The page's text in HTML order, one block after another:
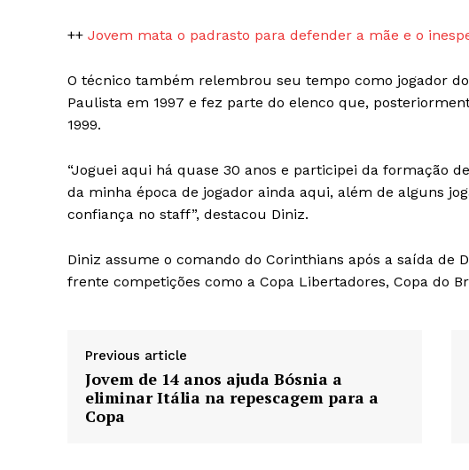
++ Jovem mata o padrasto para defender a mãe e o
O técnico também relembrou seu tempo como jogador
Paulista em 1997 e fez parte do elenco que,
1999.
“Joguei aqui há quase 30 anos e participei da formação
da minha época de jogador ainda aqui, além de alguns
confiança no staff”, destacou Diniz.
Diniz assume o comando do Corinthians após a saída de
frente competições como a Copa Libertadores, Copa do
Previous article
Jovem de 14 anos ajuda Bósnia a
eliminar Itália na repescagem para a
Copa